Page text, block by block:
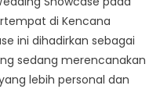
di Kencana
ini dihadirkan sebagai
sedang merencanakan
lebih personal dan